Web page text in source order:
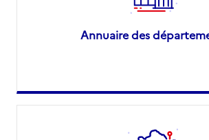
Annuaire des